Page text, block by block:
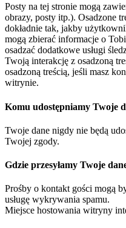
Posty na tej stronie mogą
obrazy, posty itp.). Osadzone
dokładnie tak, jakby
mogą zbierać informacje o
osadzać dodatkowe usługi
Twoją interakcję z osadzoną
osadzoną treścią, jeśli masz
witrynie.
Komu udostępniamy Twoje
Twoje dane nigdy nie będą
Twojej zgody.
Gdzie przesyłamy Twoje
Prośby o kontakt gości mogą
usługę wykrywania spamu.
Miejsce hostowania witryny